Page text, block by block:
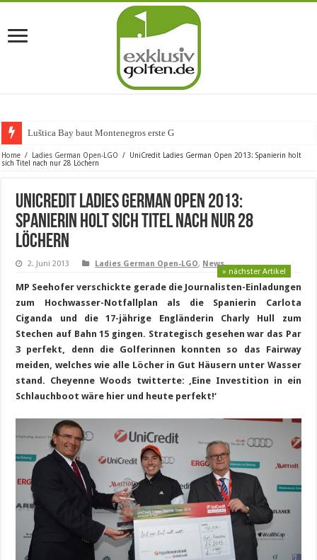
Luštica Bay baut Montenegros erste Golf-Communi
Home / Ladies German Open-LGO /
UniCredit Ladies German Open 2013: Spanierin holt
sich Titel nach nur 28 Löchern
UniCredit Ladies German Open 2013:
Spanierin holt sich Titel nach nur 28
Löchern
2. Juni 2013 Ladies German Open-LGO, News
» nächster Artikel
MP Seehofer verschickte gerade die Journalisten-Einladungen
zum Hochwasser-Notfallplan als die Spanierin Carlota
Ciganda und die 17-jährige Engländerin Charly Hull zum
Stechen auf Bahn 15 gingen. Strategisch gesehen war das Par
3 perfekt, denn die Golferinnen konnten so das Fairway
meiden, welches wie alle Löcher in Gut Häusern unter Wasser
stand. Cheyenne Woods twitterte: ‚Eine Investition in ein
Schlauchboot wäre hier und heute perfekt!‘